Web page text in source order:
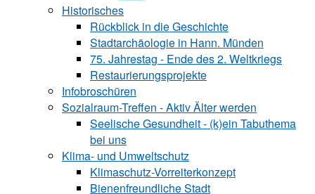
Historisches
Rückblick in die Geschichte
Stadtarchäologie in Hann. Münden
75. Jahrestag - Ende des 2. Weltkriegs
Restaurierungsprojekte
Infobroschüren
Sozialraum-Treffen - Aktiv Älter werden
Seelische Gesundheit - (k)ein Tabuthema
bei uns
Klima- und Umweltschutz
Klimaschutz-Vorreiterkonzept
Bienenfreundliche Stadt